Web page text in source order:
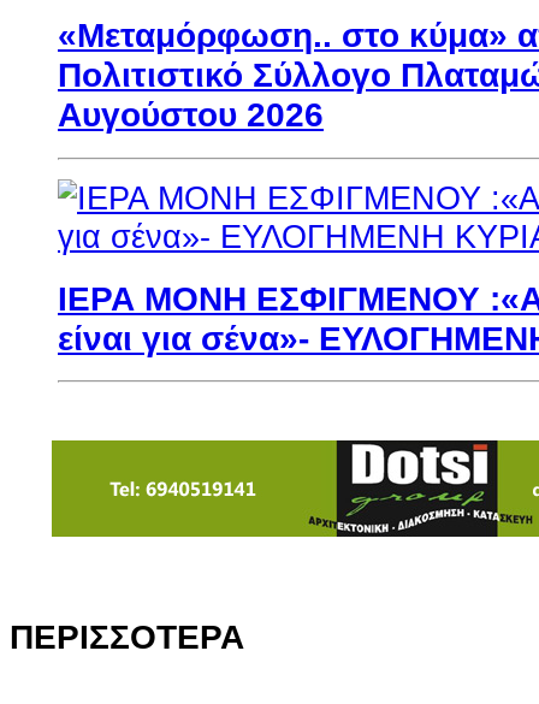
«Μεταμόρφωση.. στο κύμα»
Πολιτιστικό Σύλλογο
Αυγούστου 2026
ΙΕΡΑ ΜΟΝΗ ΕΣΦΙΓΜΕΝΟΥ
είναι για σένα»-
ΠΕΡΙΣΣΟΤΕΡΑ